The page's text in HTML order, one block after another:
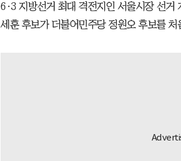
6·3 지방선거 최대 격전지인 서울시장 선
세훈 후보가 더불어민주당 정원오 후보를 처